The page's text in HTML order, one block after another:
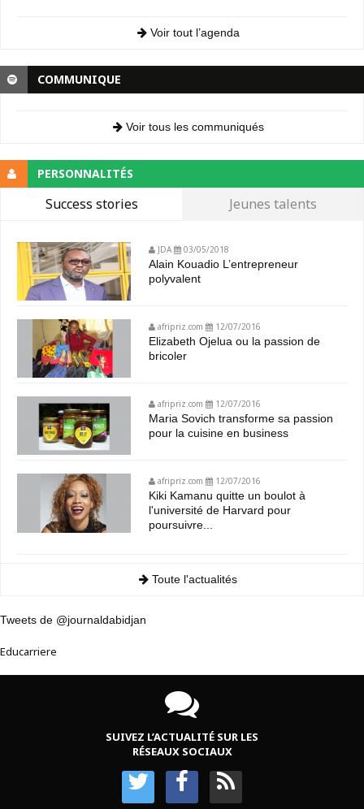
Voir tout l’agenda
COMMUNIQUE
Voir tous les communiqués
PERSONNALITÉS
Success stories Jeunes talents
JDA 03/05/2018
Alain Kouadio L’entrepreneur
polyvalent
afripriz.com 12/07/2016
Elizabeth Ojelua ou la passion de
bricoler
afripriz.com 12/07/2016
Maria Sovich transforme sa passion
pour la cuisine en business
afripriz.com 12/07/2016
Kiki Kamanu quitte un boulot à
l'université de Harvard pour
poursuivre...
Toute l'actualités
Tweets de @journaldabidjan
Educarriere
SUIVEZ L’ACTUALITÉ SUR LES
RÉSEAUX SOCIAUX